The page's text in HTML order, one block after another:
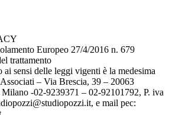
Europeo 27/4/2016 n. 679
trattamento
sensi delle leggi vigenti è la medesima
– Via Brescia, 39 – 20063
-02-9239371 – 02-92101792, P. iva
, e mail pec: